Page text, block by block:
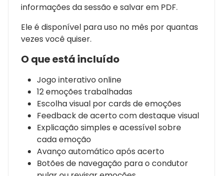
informações da sessão e salvar em PDF.
Ele é disponível para uso no mês por quantas
vezes você quiser.
O que está incluído
Jogo interativo online
12 emoções trabalhadas
Escolha visual por cards de emoções
Feedback de acerto com destaque visual
Explicação simples e acessível sobre
cada emoção
Avanço automático após acerto
Botões de navegação para o condutor